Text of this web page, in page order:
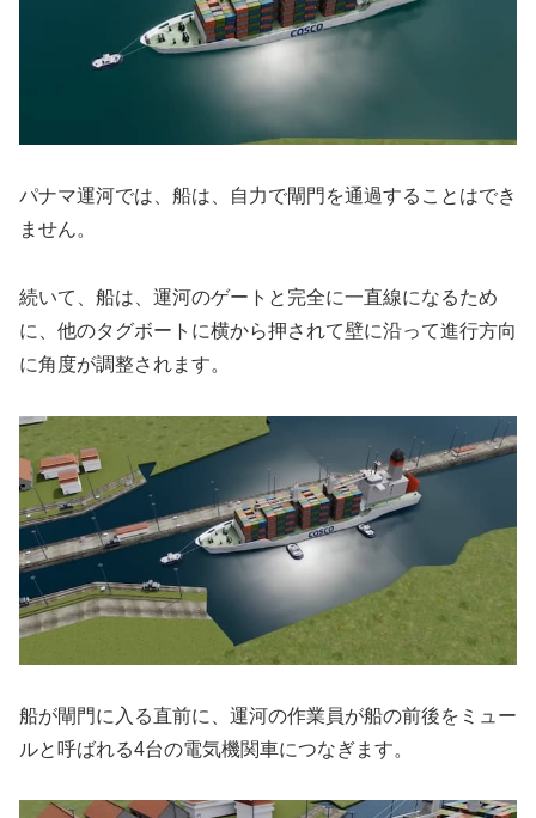
パナマ運河では、船は、自力で閘門を通過することはでき
ません。
続いて、船は、運河のゲートと完全に一直線になるため
に、他のタグボートに横から押されて壁に沿って進行方向
に角度が調整されます。
船が閘門に入る直前に、運河の作業員が船の前後をミュー
ルと呼ばれる4台の電気機関車につなぎます。